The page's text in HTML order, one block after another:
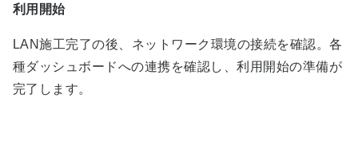
利用開始
LAN施工完了の後、ネットワーク環境の接続を確認。各
種ダッシュボードへの連携を確認し、利用開始の準備が
完了します。